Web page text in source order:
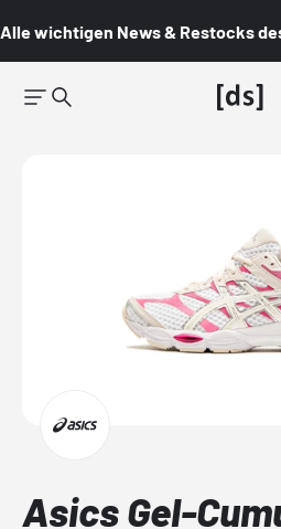
Alle wichtigen News & Restocks
Asics Gel-